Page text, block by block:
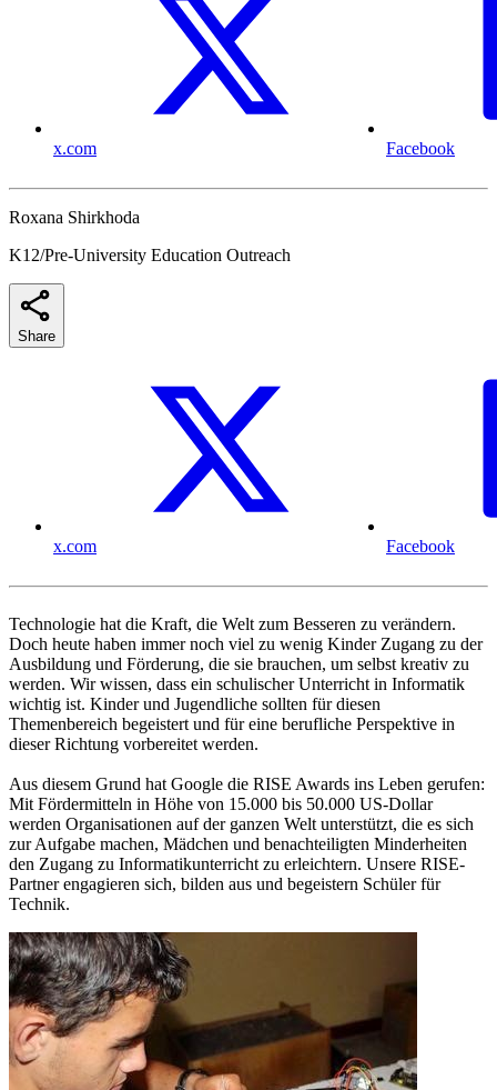
x.com Facebook
Roxana Shirkhoda
K12/Pre-University Education Outreach
Share
x.com Facebook
Technologie hat die Kraft, die Welt zum Besseren zu verändern.
Doch heute haben immer noch viel zu wenig Kinder Zugang zu der
Ausbildung und Förderung, die sie brauchen, um selbst kreativ zu
werden. Wir wissen, dass ein schulischer Unterricht in Informatik
wichtig ist. Kinder und Jugendliche sollten für diesen
Themenbereich begeistert und für eine berufliche Perspektive in
dieser Richtung vorbereitet werden.
Aus diesem Grund hat Google die RISE Awards ins Leben gerufen:
Mit Fördermitteln in Höhe von 15.000 bis 50.000 US-Dollar
werden Organisationen auf der ganzen Welt unterstützt, die es sich
zur Aufgabe machen, Mädchen und benachteiligten Minderheiten
den Zugang zu Informatikunterricht zu erleichtern. Unsere RISE-
Partner engagieren sich, bilden aus und begeistern Schüler für
Technik.